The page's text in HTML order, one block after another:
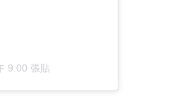
9:00 張貼